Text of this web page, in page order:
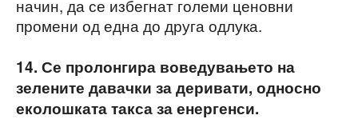
начин, да се избегнат големи ценовни
промени од една до друга одлука.
14. Се пролонгира воведувањето на
зелените давачки за деривати, односно
еколошката такса за енергенси.